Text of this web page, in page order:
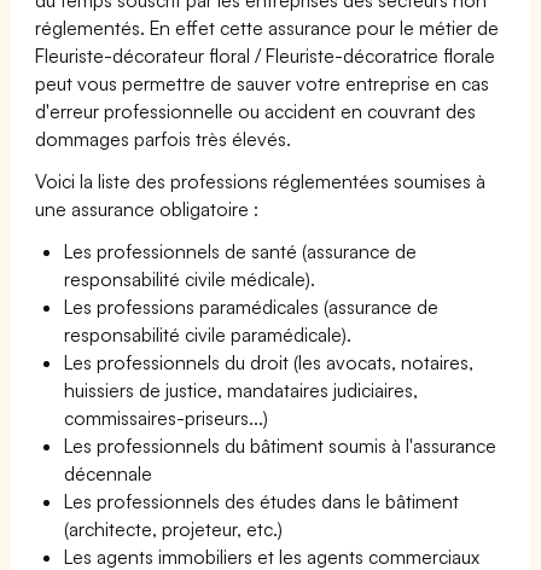
réglementés. En effet cette assurance pour le métier de
Fleuriste-décorateur floral / Fleuriste-décoratrice florale
peut vous permettre de sauver votre entreprise en cas
d'erreur professionnelle ou accident en couvrant des
dommages parfois très élevés.
Voici la liste des professions réglementées soumises à
une assurance obligatoire :
Les professionnels de santé (assurance de
responsabilité civile médicale).
Les professions paramédicales (assurance de
responsabilité civile paramédicale).
Les professionnels du droit (les avocats, notaires,
huissiers de justice, mandataires judiciaires,
commissaires-priseurs...)
Les professionnels du bâtiment soumis à l'assurance
décennale
Les professionnels des études dans le bâtiment
(architecte, projeteur, etc.)
Les agents immobiliers et les agents commerciaux